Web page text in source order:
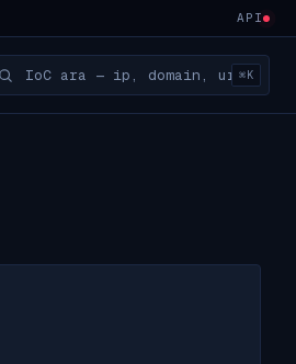
API
⌘K